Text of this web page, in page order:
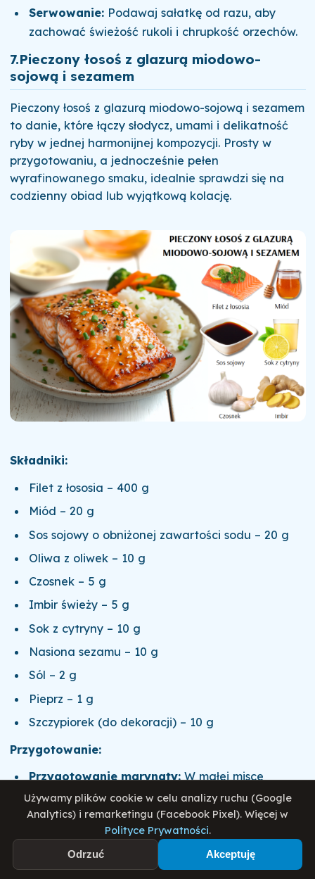
Serwowanie: Podawaj sałatkę od razu, aby
zachować świeżość rukoli i chrupkość orzechów.
7.Pieczony łosoś z glazurą miodowo-
sojową i sezamem
Pieczony łosoś z glazurą miodowo-sojową i sezamem
to danie, które łączy słodycz, umami i delikatność
ryby w jednej harmonijnej kompozycji. Prosty w
przygotowaniu, a jednocześnie pełen
wyrafinowanego smaku, idealnie sprawdzi się na
codzienny obiad lub wyjątkową kolację.
Składniki:
Filet z łososia – 400 g
Miód – 20 g
Sos sojowy o obniżonej zawartości sodu – 20 g
Oliwa z oliwek – 10 g
Czosnek – 5 g
Imbir świeży – 5 g
Sok z cytryny – 10 g
Nasiona sezamu – 10 g
Sól – 2 g
Pieprz – 1 g
Szczypiorek (do dekoracji) – 10 g
Przygotowanie:
Przygotowanie marynaty:W małej misce
wymieszaj miód, sos sojowy, oliwę z oliwek, sok z
cytryny, drobno posiekany czosnek i starty imbir.
Dopraw solą i pieprzem do smaku.
Marynowanie łososia:
Filet z łososia opłucz,
Używamy plików cookie w celu analizy ruchu (Google
Analytics) i remarketingu (Facebook Pixel). Więcej w
Polityce Prywatności.
Odrzuć Akceptuję